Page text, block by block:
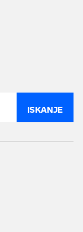
ISKANJE